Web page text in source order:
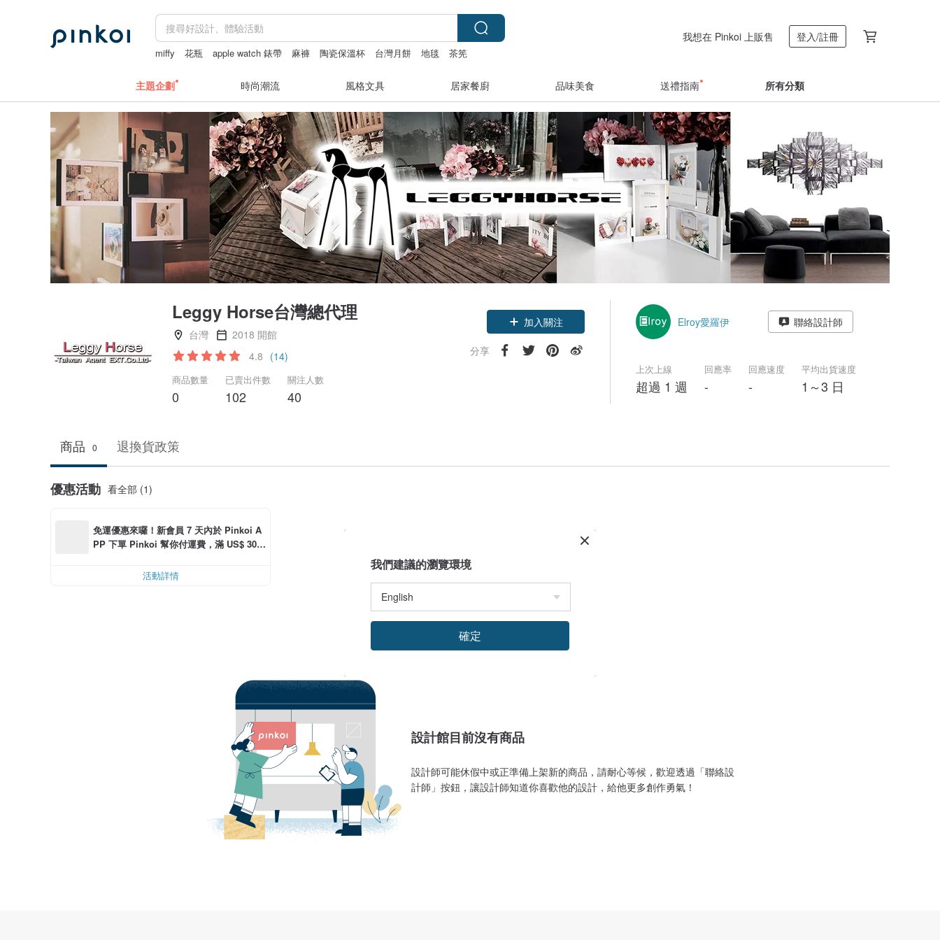
miffy 花瓶 apple watch 錶帶 麻褲 陶瓷保溫杯 台灣月餅 地毯 茶筅
我想在 Pinkoi 上販售 登入/註冊
主題企劃 時尚潮流 風格文具 居家餐廚 品味美食 送禮指南 所有分類
Leggy Horse台灣總代理
台灣
2018 開館
4.8 (14)
商品數量
0
已賣出件數
102
關注人數
40
加入關注
分享
Elroy愛羅伊 聯絡設計師
上次上線
超過 1 週
回應率
-
回應速度
-
平均出貨速度
1～3 日
商品 0 退換貨政策
優惠活動 看全部 (1)
免運優惠來囉！新會員 7 天內於 Pinkoi A
PP 下單 Pinkoi 幫你付運費，滿 US$ 30.0
活動詳情
設計館目前沒有商品
設計師可能休假中或正準備上架新的商品，請耐心等候，歡迎透過「聯絡設
計師」按鈕，讓設計師知道你喜歡他的設計，給他更多創作勇氣！
我們建議的瀏覽環境
確定